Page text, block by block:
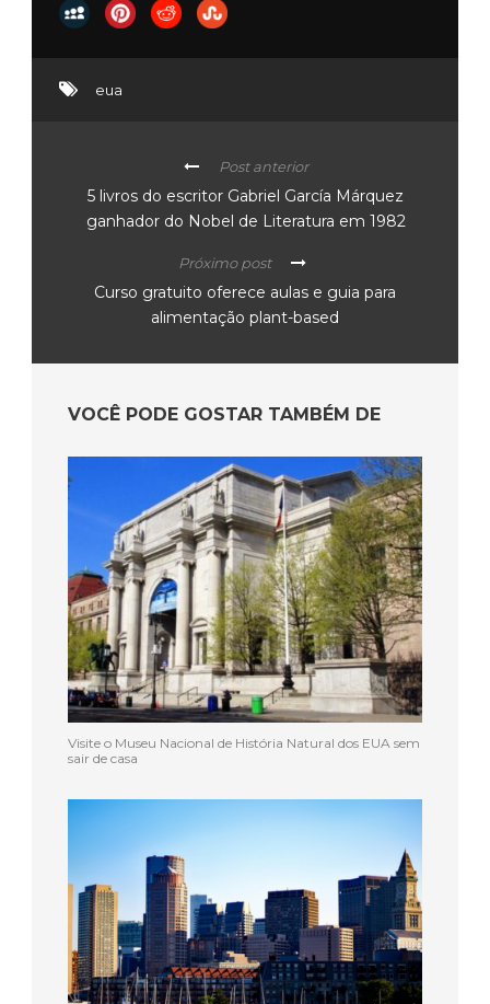
eua
Post anterior
5 livros do escritor Gabriel García Márquez
ganhador do Nobel de Literatura em 1982
Próximo post
Curso gratuito oferece aulas e guia para
alimentação plant-based
VOCÊ PODE GOSTAR TAMBÉM DE
Visite o Museu Nacional de História Natural dos EUA sem
sair de casa